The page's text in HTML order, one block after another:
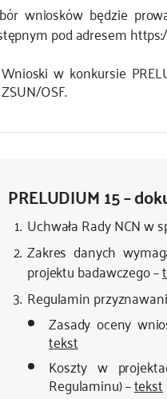
wniosków będzie
pod adresem
Wnioski w konkursie
ZSUN/OSF.
PRELUDIUM 15 –
Uchwała Rady NCN w
Zakres danych
projektu badawczego –
Regulamin
Zasady oceny
tekst
Koszty w
Regulaminu) –tekst